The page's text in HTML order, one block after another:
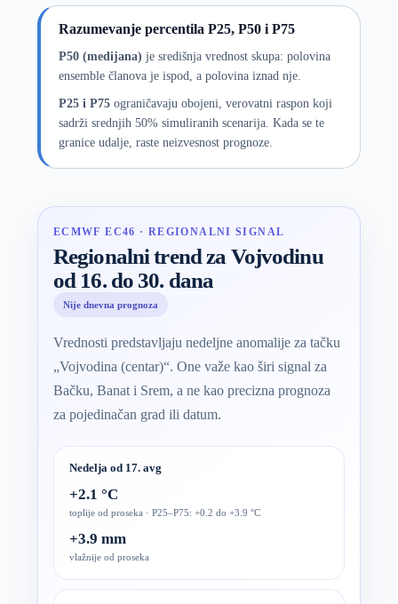
Razumevanje percentila P25, P50 i P75
P50 (medijana) je središnja vrednost skupa: polovina
ensemble članova je ispod, a polovina iznad nje.
P25 i P75ograničavaju obojeni, verovatni raspon koji
sadrži srednjih 50% simuliranih scenarija. Kada se te
granice udalje, raste neizvesnost prognoze.
ECMWF EC46 · REGIONALNI SIGNAL
Regionalni trend za Vojvodinu
od 16. do 30. dana
Nije dnevna prognoza
Vrednosti predstavljaju nedeljne anomalije za tačku
„Vojvodina (centar)“. One važe kao širi signal za
Bačku, Banat i Srem, a ne kao precizna prognoza
za pojedinačan grad ili datum.
Nedelja od 17. avg
+2.1 °C
toplije od proseka · P25–P75: +0.2 do +3.9 °C
+3.9 mm
vlažnije od proseka